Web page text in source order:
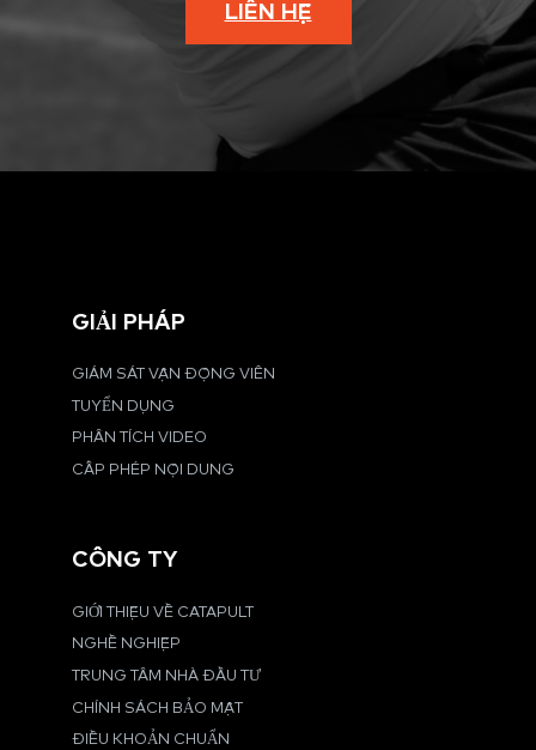
LIÊN HỆ
GIẢI PHÁP
GIÁM SÁT VẬN ĐỘNG VIÊN
TUYỂN DỤNG
PHÂN TÍCH VIDEO
CẤP PHÉP NỘI DUNG
CÔNG TY
GIỚI THIỆU VỀ CATAPULT
NGHỀ NGHIỆP
TRUNG TÂM NHÀ ĐẦU TƯ
CHÍNH SÁCH BẢO MẬT
ĐIỀU KHOẢN CHUẨN